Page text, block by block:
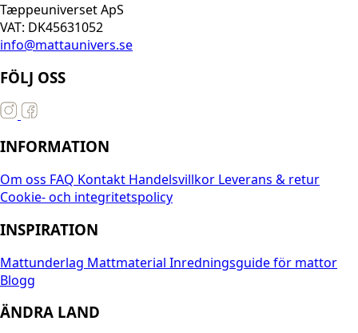
Tæppeuniverset ApS
VAT: DK45631052
info@mattaunivers.se
FÖLJ OSS
INFORMATION
Om oss FAQ Kontakt Handelsvillkor Leverans & retur
Cookie- och integritetspolicy
INSPIRATION
Mattunderlag Mattmaterial Inredningsguide för mattor
Blogg
ÄNDRA LAND